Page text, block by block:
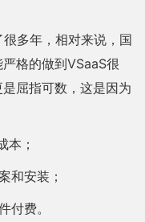
多年，相对来说，国
格的做到VSaaS很
屈指可数，这是因为
本；
和安装；
付费。